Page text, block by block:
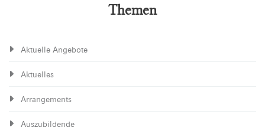
Themen
Aktuelle Angebote
Aktuelles
Arrangements
Auszubildende